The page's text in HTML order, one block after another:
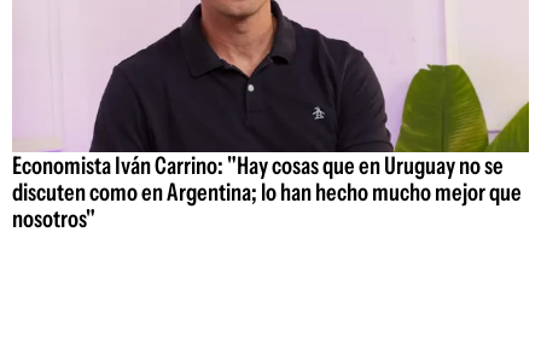
Economista Iván Carrino: "Hay cosas que en Uruguay no se
discuten como en Argentina; lo han hecho mucho mejor que
nosotros"